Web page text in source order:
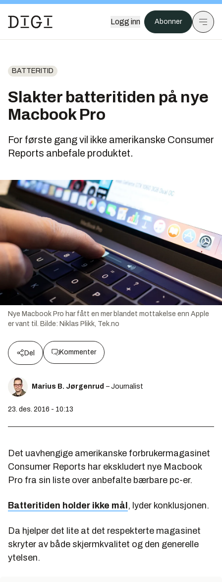
Logg inn Abonner
BATTERITID
Slakter batteritiden på nye
Macbook Pro
For første gang vil ikke amerikanske Consumer
Reports anbefale produktet.
Nye Macbook Pro har fått en mer blandet mottakelse enn Apple
er vant til. Bilde: Niklas Plikk, Tek.no
Del Kommenter
Marius B. Jørgenrud – Journalist
23. des. 2016 - 10:13
Det uavhengige amerikanske forbrukermagasinet
Consumer Reports har ekskludert nye Macbook
Pro fra sin liste over anbefalte bærbare pc-er.
Batteritiden holder ikke mål , lyder konklusjonen.
Da hjelper det lite at det respekterte magasinet
skryter av både skjermkvalitet og den generelle
ytelsen.